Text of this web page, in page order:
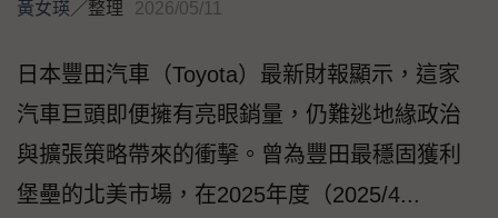
黃女瑛 ／整理 2026/05/11
日本豐田汽車（Toyota）最新財報顯示，這家
汽車巨頭即便擁有亮眼銷量，仍難逃地緣政治
與擴張策略帶來的衝擊。曾為豐田最穩固獲利
堡壘的北美市場，在2025年度（2025/4...